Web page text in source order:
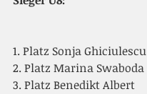
1. Platz Sonja Ghiciulescu
2. Platz Marina Swaboda
3. Platz Benedikt Albert